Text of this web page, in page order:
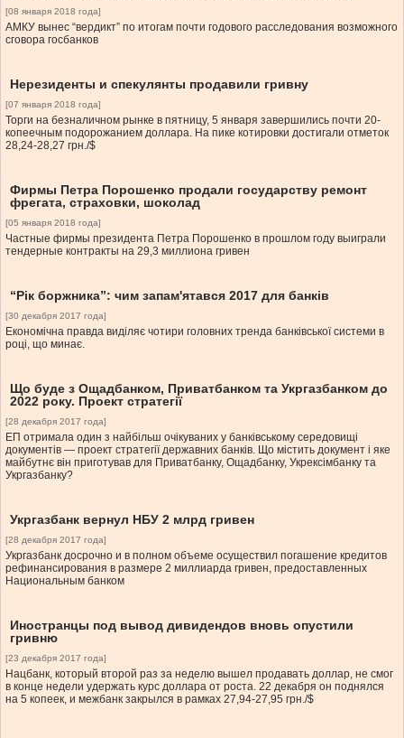
[08 января 2018 года]
АМКУ вынес “вердикт” по итогам почти годового расследования возможного
сговора госбанков
Нерезиденты и спекулянты продавили гривну
[07 января 2018 года]
Торги на безналичном рынке в пятницу, 5 января завершились почти 20-
копеечным подорожанием доллара. На пике котировки достигали отметок
28,24-28,27 грн./$
Фирмы Петра Порошенко продали государству ремонт
фрегата, страховки, шоколад
[05 января 2018 года]
Частные фирмы президента Петра Порошенко в прошлом году выиграли
тендерные контракты на 29,3 миллиона гривен
“Рік боржника”: чим запам'ятався 2017 для банків
[30 декабря 2017 года]
Економічна правда виділяє чотири головних тренда банківської системи в
році, що минає.
Що буде з Ощадбанком, Приватбанком та Укргазбанком до
2022 року. Проект стратегії
[28 декабря 2017 года]
ЕП отримала один з найбільш очікуваних у банківському середовищі
документів — проект стратегії державних банків. Що містить документ і яке
майбутнє він приготував для Приватбанку, Ощадбанку, Укрексімбанку та
Укргазбанку?
Укргазбанк вернул НБУ 2 млрд гривен
[28 декабря 2017 года]
Укргазбанк досрочно и в полном объеме осуществил погашение кредитов
рефинансирования в размере 2 миллиарда гривен, предоставленных
Национальным банком
Иностранцы под вывод дивидендов вновь опустили
гривню
[23 декабря 2017 года]
Нацбанк, который второй раз за неделю вышел продавать доллар, не смог
в конце недели удержать курс доллара от роста. 22 декабря он поднялся
на 5 копеек, и межбанк закрылся в рамках 27,94-27,95 грн./$